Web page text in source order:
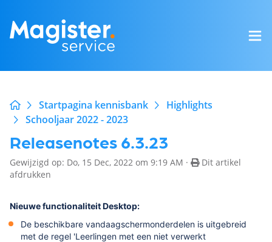
Startpagina kennisbank
Highlights
Schooljaar 2022 - 2023
Releasenotes 6.3.23
Gewijzigd op: Do, 15 Dec, 2022 om 9:19 AM ·
Dit artikel
afdrukken
Nieuwe functionaliteit Desktop:
De beschikbare vandaagschermonderdelen is uitgebreid
met de regel 'Leerlingen met een niet verwerkt